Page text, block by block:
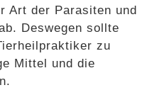
Art der Parasiten und
Deswegen sollte
zu
Mittel und die